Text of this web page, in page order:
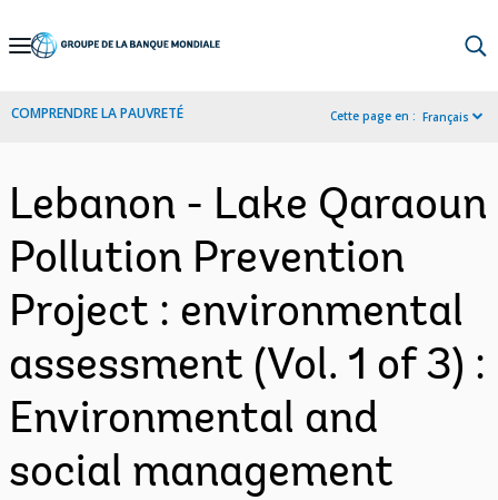
Skip
Navigation
COMPRENDRE LA PAUVRETÉ Cette page en : Français
Lebanon - Lake Qaraoun
Pollution Prevention
Project : environmental
assessment (Vol. 1 of 3) :
Environmental and
social management